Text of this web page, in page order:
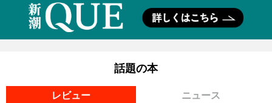
話題の本
レビュー ニュース